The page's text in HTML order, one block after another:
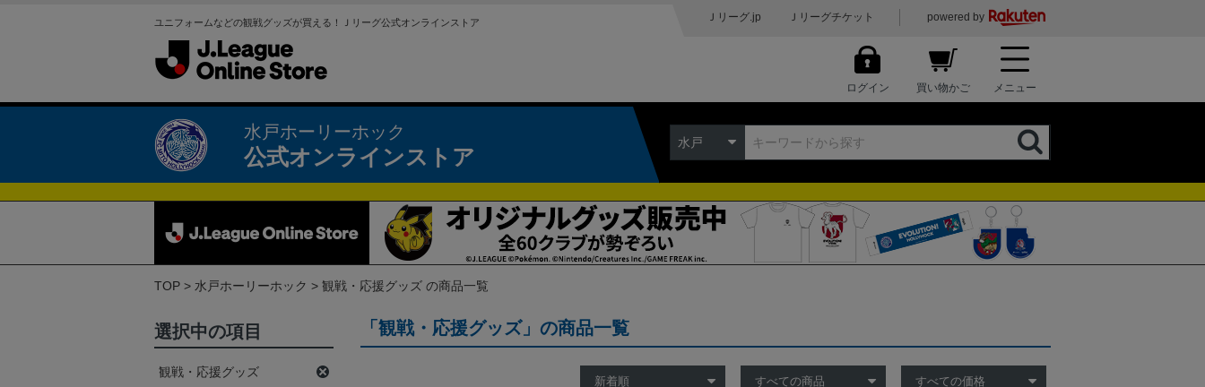
ユニフォームなどの観戦グッズが買える！Ｊリーグ公式オンラインストア Ｊリーグ.jp Ｊリーグチケット powered by
ログイン 買い物かご メニュー
水戸ホーリーホック
公式オンラインストア
水戸
TOP 水戸ホーリーホック 観戦・応援グッズ の商品一覧
「観戦・応援グッズ」の商品一覧
選択中の項目
観戦・応援グッズ